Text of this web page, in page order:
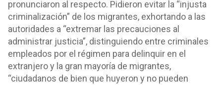
pronunciaron al respecto. Pidieron evitar la “injusta
criminalización” de los migrantes, exhortando a las
autoridades a “extremar las precauciones al
administrar justicia”, distinguiendo entre criminales
empleados por el régimen para delinquir en el
extranjero y la gran mayoría de migrantes,
“ciudadanos de bien que huyeron y no pueden